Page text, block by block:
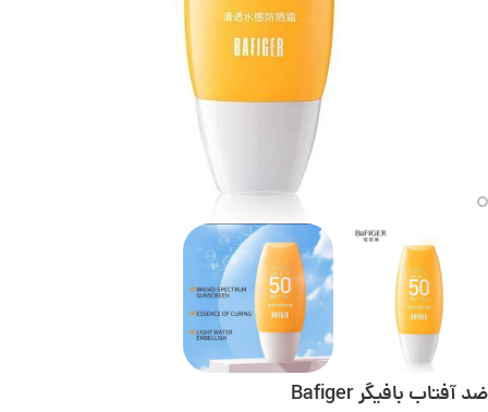
ضد آفتاب بافیگر Bafiger